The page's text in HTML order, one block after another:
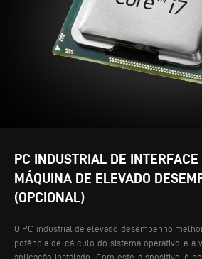
PC INDUSTRIAL DE
MÁQUINA DE ELEVADO
(OPCIONAL)
O PC industrial de elevado desempenho
potência de cálculo do sistema operativo e a
aplicação instalado. Com este dispositivo, é